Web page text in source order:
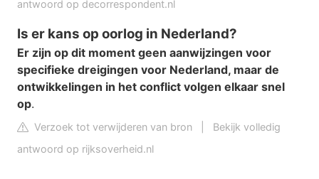
antwoord op decorrespondent.nl
Is er kans op oorlog in Nederland?
Er zijn op dit moment geen aanwijzingen voor
specifieke dreigingen voor Nederland, maar de
ontwikkelingen in het conflict volgen elkaar snel
op.
Verzoek tot verwijderen van bron
Bekijk volledig
antwoord op rijksoverheid.nl